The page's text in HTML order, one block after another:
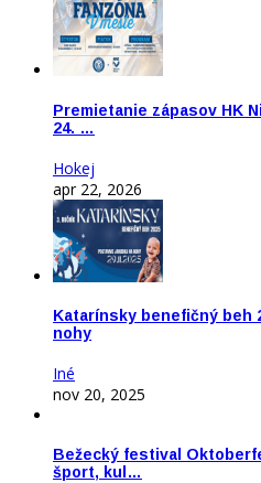
Premietanie zápasov HK
24. …
Hokej
apr 22, 2026
Katarínsky benefičný beh
nohy
Iné
nov 20, 2025
Bežecký festival
šport, kul…